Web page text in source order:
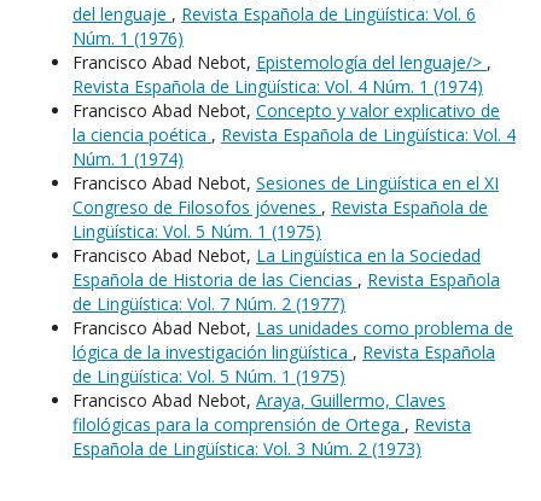
del lenguaje , Revista Española de Lingüística: Vol. 6
Núm. 1 (1976)
Francisco Abad Nebot, Epistemología del lenguaje/> ,
Revista Española de Lingüística: Vol. 4 Núm. 1 (1974)
Francisco Abad Nebot, Concepto y valor explicativo de
la ciencia poética , Revista Española de Lingüística: Vol. 4
Núm. 1 (1974)
Francisco Abad Nebot, Sesiones de Lingüística en el XI
Congreso de Filosofos jóvenes , Revista Española de
Lingüística: Vol. 5 Núm. 1 (1975)
Francisco Abad Nebot, La Lingüística en la Sociedad
Española de Historia de las Ciencias , Revista Española
de Lingüística: Vol. 7 Núm. 2 (1977)
Francisco Abad Nebot, Las unidades como problema de
lógica de la investigación lingüística , Revista Española
de Lingüística: Vol. 5 Núm. 1 (1975)
Francisco Abad Nebot, Araya, Guillermo, Claves
filológicas para la comprensión de Ortega , Revista
Española de Lingüística: Vol. 3 Núm. 2 (1973)